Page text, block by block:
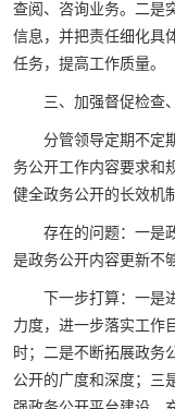
查阅、咨询业务。二是
信息，并把责任细化具
任务，提高工作质量。
三、加强督促检查
分管领导定期不定
务公开工作内容要求和
健全政务公开的长效机
存在的问题：一是
是政务公开内容更新不
下一步打算：一是
力度，进一步落实工作
时；二是不断拓展政务
公开的广度和深度；三